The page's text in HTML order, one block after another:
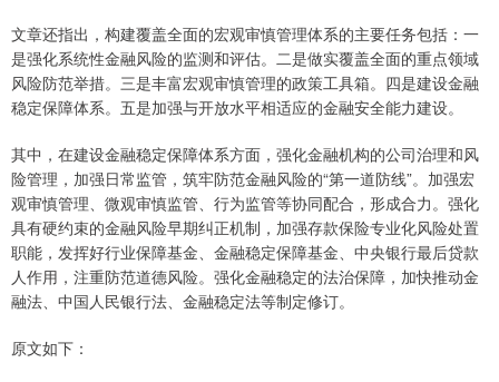
文章还指出，构建覆盖全面的宏观审慎管理体系的主要任务包括：一
是强化系统性金融风险的监测和评估。二是做实覆盖全面的重点领域
风险防范举措。三是丰富宏观审慎管理的政策工具箱。四是建设金融
稳定保障体系。五是加强与开放水平相适应的金融安全能力建设。
其中，在建设金融稳定保障体系方面，强化金融机构的公司治理和风
险管理，加强日常监管，筑牢防范金融风险的“第一道防线”。加强宏
观审慎管理、微观审慎监管、行为监管等协同配合，形成合力。强化
具有硬约束的金融风险早期纠正机制，加强存款保险专业化风险处置
职能，发挥好行业保障基金、金融稳定保障基金、中央银行最后贷款
人作用，注重防范道德风险。强化金融稳定的法治保障，加快推动金
融法、中国人民银行法、金融稳定法等制定修订。
原文如下：